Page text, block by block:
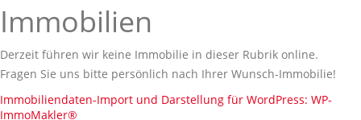
Immobilien
Derzeit führen wir keine Immobilie in dieser Rubrik online.
Fragen Sie uns bitte persönlich nach Ihrer Wunsch-Immobilie!
Immobiliendaten-Import und Darstellung für WordPress: WP-
ImmoMakler®